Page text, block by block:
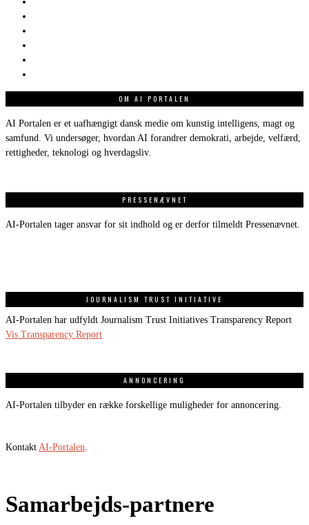
OM AI PORTALEN
AI Portalen er et uafhængigt dansk medie om kunstig intelligens, magt og
samfund. Vi undersøger, hvordan AI forandrer demokrati, arbejde, velfærd,
rettigheder, teknologi og hverdagsliv.
PRESSENÆVNET
AI-Portalen tager ansvar for sit indhold og er derfor tilmeldt Pressenævnet.
JOURNALISM TRUST INITIATIVE
AI-Portalen har udfyldt Journalism Trust Initiatives Transparency Report
Vis Transparency Report
ANNONCERING
AI-Portalen tilbyder en række forskellige muligheder for annoncering.
Kontakt AI-Portalen
Samarbejds-partnere